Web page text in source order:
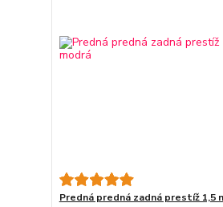
Predná predná zadná prestíž 1,5